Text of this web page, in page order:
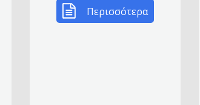
Περισσότερα